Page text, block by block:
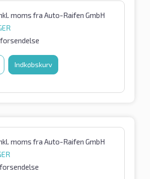
moms fra Auto-Raifen GmbH
Indkøbskurv
moms fra Auto-Raifen GmbH